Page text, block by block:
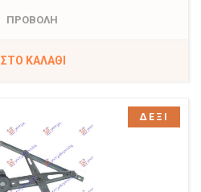
ΠΡΟΒΟΛΗ
ΣΤΟ ΚΑΛΆΘΙ
ΔΕΞΙ